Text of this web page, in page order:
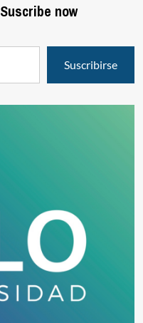
now
Suscribirse